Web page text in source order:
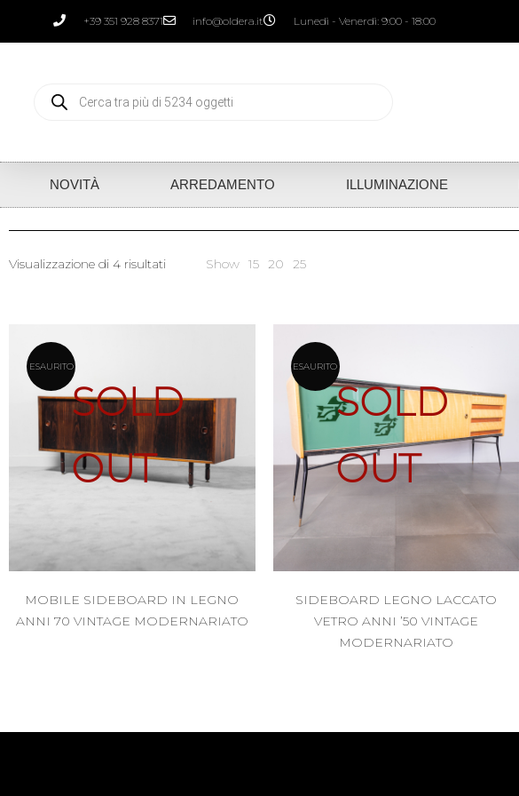
+39 351 928 8371 info@oldera.it Lunedì - Venerdì: 9:00 - 18:00
NOVITÀ ARREDAMENTO ILLUMINAZIONE
Visualizzazione di 4 risultati Show 15 20 25
SOLD
OUT
ESAURITO
MOBILE SIDEBOARD IN LEGNO
ANNI 70 VINTAGE MODERNARIATO
SOLD
OUT
ESAURITO
SIDEBOARD LEGNO LACCATO
VETRO ANNI ’50 VINTAGE
MODERNARIATO